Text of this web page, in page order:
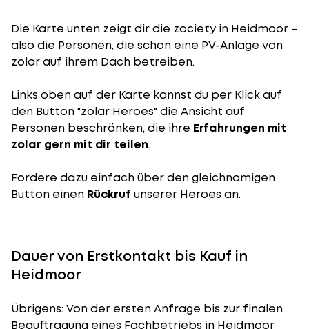
Die Karte unten zeigt dir die zociety in Heidmoor –
also die Personen, die schon eine PV-Anlage von
zolar auf ihrem Dach betreiben.
Links oben auf der Karte kannst du per Klick auf
den Button "zolar Heroes" die Ansicht auf
Personen beschränken, die ihre Erfahrungen mit
zolar gern mit dir teilen.
Fordere dazu einfach über den gleichnamigen
Button einen Rückruf unserer Heroes an.
Dauer von Erstkontakt bis Kauf in
Heidmoor
Übrigens: Von der ersten Anfrage bis zur finalen
Beauftragung eines Fachbetriebs in Heidmoor